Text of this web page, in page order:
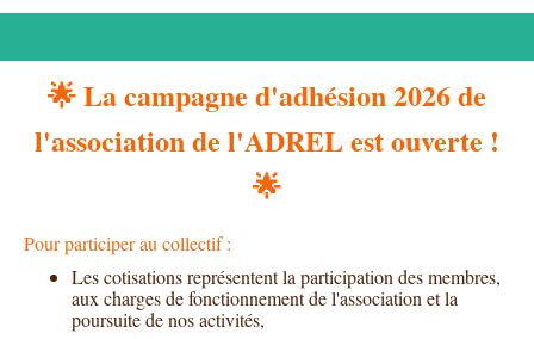
🌟 La campagne d'adhésion 2026 de
l'association de l'ADREL est ouverte !
🌟
Pour participer au collectif :
Les cotisations représentent la participation des membres,
aux charges de fonctionnement de l'association et la
poursuite de nos activités,